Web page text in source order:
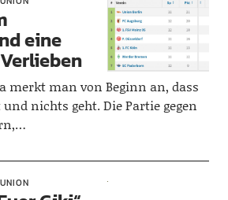
eine
merkt man von Beginn an, dass
nichts geht. Die Partie gegen